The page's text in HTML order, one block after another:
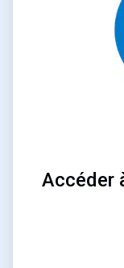
Accéder